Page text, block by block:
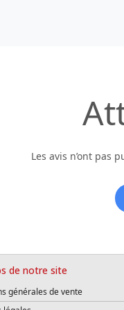
Les avis n’ont pas
de notre site
générales de vente